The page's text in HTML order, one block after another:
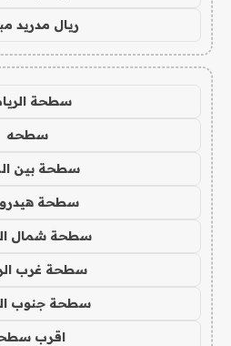
ريال مدريد
سطحة
سطحه
سطحة بين
سطحة
سطحة شمال
سطحة غرب
سطحة جنوب
اقرب